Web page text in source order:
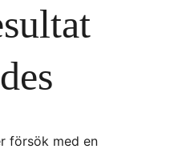
försök med en